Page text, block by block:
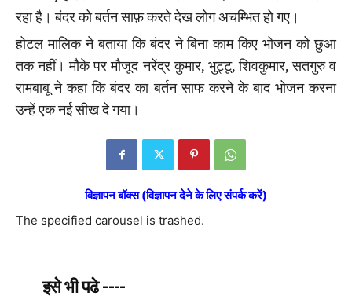
रहा है। बंदर को बर्तन साफ़ करते देख लोग अचम्भित हो गए।
होटल मालिक ने बताया कि बंदर ने बिना काम किए भोजन को छुआ
तक नहीं। मौके पर मौजूद नरेंद्र कुमार, भुट्टू, शिवकुमार, सतगुरु व
रामबाबू ने कहा कि बंदर का बर्तन साफ करने के बाद भोजन करना
उन्हें एक नई सीख दे गया।
विज्ञापन बॉक्स (विज्ञापन देने के लिए संपर्क करें)
The specified carousel is trashed.
इसे भी पढे ----